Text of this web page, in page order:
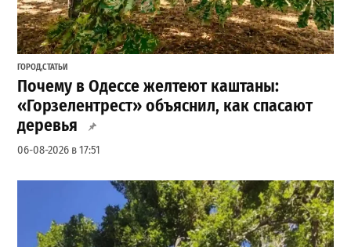
ГОРОД,СТАТЬИ
Почему в Одессе желтеют каштаны:
«Горзелентрест» объяснил, как спасают
деревья
06-08-2026 в 17:51